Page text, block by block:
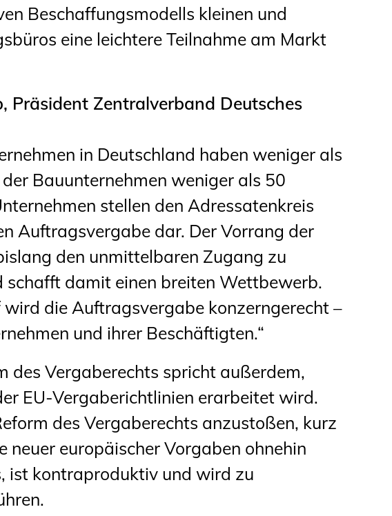
Beschaffungsmodells kleinen und
eine leichtere Teilnahme am Markt
Präsident Zentralverband Deutsches
in Deutschland haben weniger als
Bauunternehmen weniger als 50
stellen den Adressatenkreis
Auftragsvergabe dar. Der Vorrang der
den unmittelbaren Zugang zu
schafft damit einen breiten Wettbewerb.
die Auftragsvergabe konzerngerecht –
und ihrer Beschäftigten.“
des Vergaberechts spricht außerdem,
EU-Vergaberichtlinien erarbeitet wird.
des Vergaberechts anzustoßen, kurz
neuer europäischer Vorgaben ohnehin
ist kontraproduktiv und wird zu